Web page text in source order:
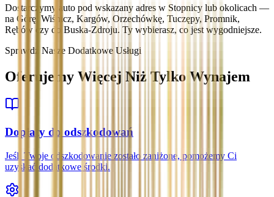
Dostarczymy auto pod wskazany adres w Stopnicy lub okolicach —
na Górę, Wiśnicz, Kargów, Orzechówkę, Tuczępy, Promnik,
Rębów czy do Buska-Zdroju. Ty wybierasz, co jest wygodniejsze.
Sprawdź Nasze Dodatkowe Usługi
Oferujemy Więcej Niż Tylko Wynajem
Dopłaty do odszkodowań
Jeśli Twoje odszkodowanie zostało zaniżone, pomożemy Ci
uzyskać dodatkowe środki.